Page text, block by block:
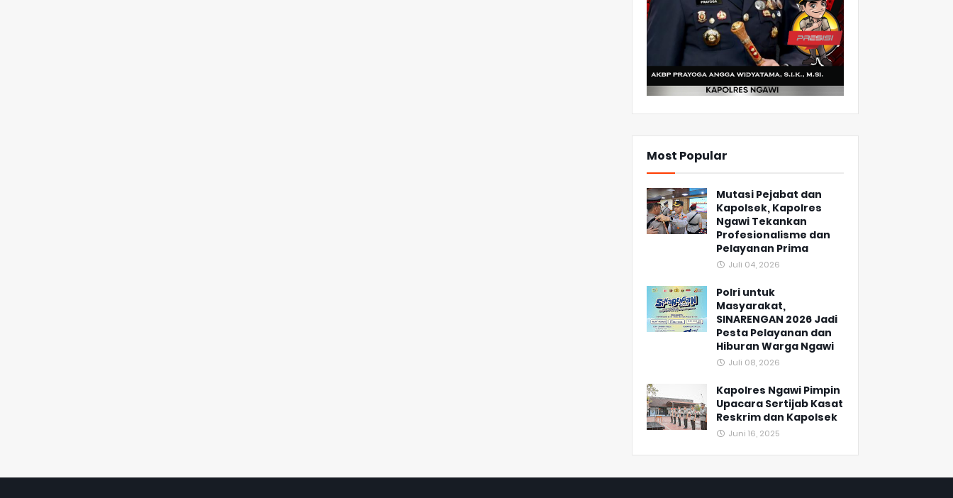
Most Popular
Mutasi Pejabat dan
Kapolsek, Kapolres
Ngawi Tekankan
Profesionalisme dan
Pelayanan Prima
Juli 04, 2026
Polri untuk
Masyarakat,
SINARENGAN 2026 Jadi
Pesta Pelayanan dan
Hiburan Warga Ngawi
Juli 08, 2026
Kapolres Ngawi Pimpin
Upacara Sertijab Kasat
Reskrim dan Kapolsek
Juni 16, 2025